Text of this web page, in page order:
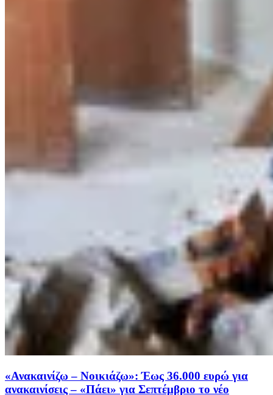
«Ανακαινίζω – Νοικιάζω»: Έως 36.000 ευρώ για
ανακαινίσεις – «Πάει» για Σεπτέμβριο το νέο